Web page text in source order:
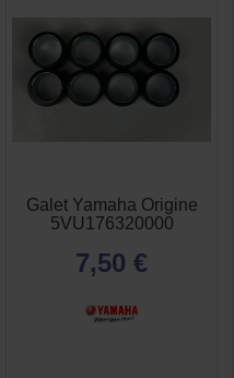
Galet Yamaha Origine
5VU176320000
7,50 €
APERÇU
RAPIDE